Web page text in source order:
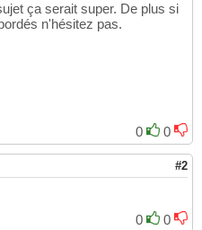
ça serait super. De plus si
n'hésitez pas.
0
0
#2
0
0